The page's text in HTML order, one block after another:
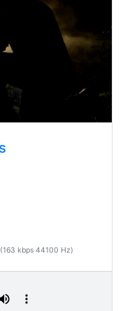
kbps 44100 Hz)